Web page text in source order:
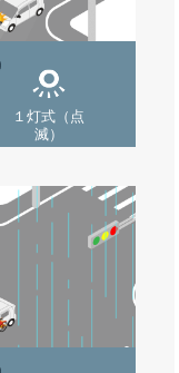
１灯式（点
滅）